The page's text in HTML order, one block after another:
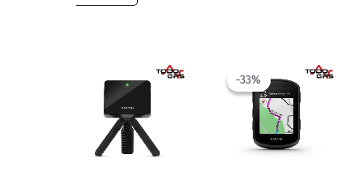
-33%
-33%